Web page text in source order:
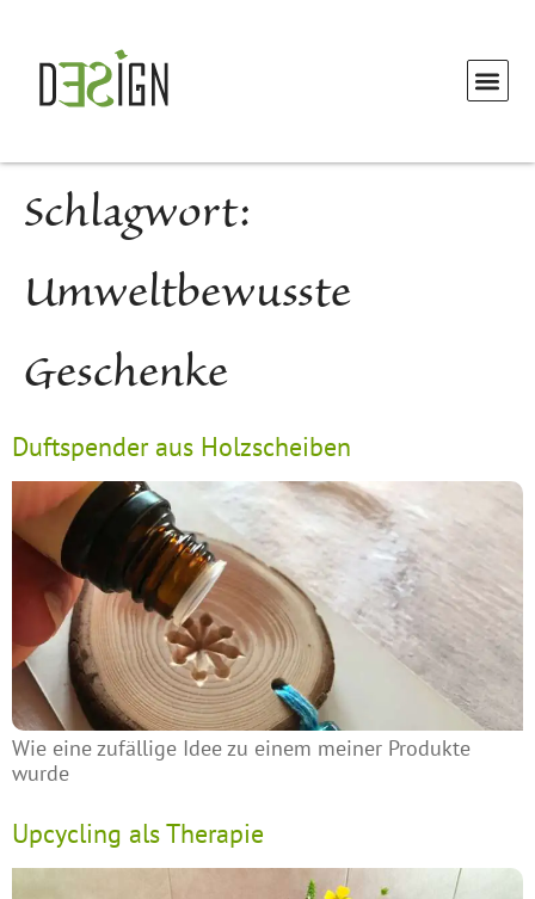
Schlagwort:
Umweltbewusste
Geschenke
Duftspender aus Holzscheiben
Wie eine zufällige Idee zu einem meiner Produkte
wurde
Upcycling als Therapie